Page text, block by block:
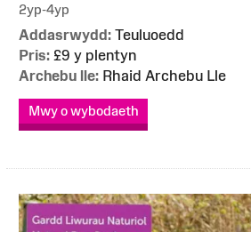
2yp-4yp
Addasrwydd: Teuluoedd
Pris: £9 y plentyn
Archebu lle: Rhaid Archebu Lle
Mwy o wybodaeth